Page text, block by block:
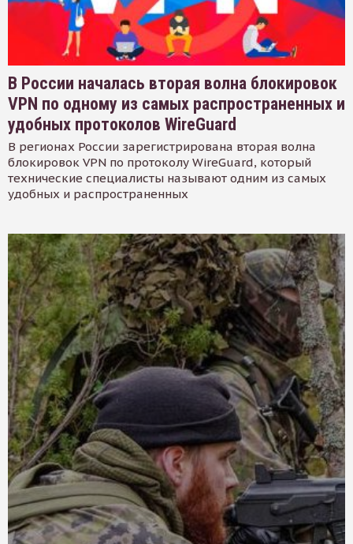
В России началась вторая волна блокировок
VPN по одному из самых распространенных и
удобных протоколов WireGuard
В регионах России зарегистрирована вторая волна
блокировок VPN по протоколу WireGuard, который
технические специалисты называют одним из самых
удобных и распространенных